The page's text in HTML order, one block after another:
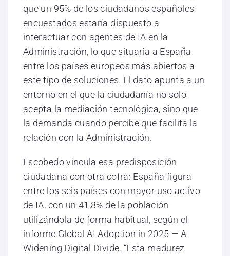
que un 95% de los ciudadanos españoles
encuestados estaría dispuesto a
interactuar con agentes de IA en la
Administración, lo que situaría a España
entre los países europeos más abiertos a
este tipo de soluciones. El dato apunta a un
entorno en el que la ciudadanía no solo
acepta la mediación tecnológica, sino que
la demanda cuando percibe que facilita la
relación con la Administración.
Escobedo vincula esa predisposición
ciudadana con otra cofra: España figura
entre los seis países con mayor uso activo
de IA, con un 41,8% de la población
utilizándola de forma habitual, según el
informe Global AI Adoption in 2025 — A
Widening Digital Divide. “Esta madurez